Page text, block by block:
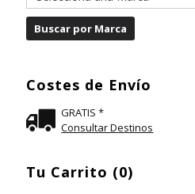
Costes de Envío
GRATIS *
Consultar Destinos
Tu Carrito (0)